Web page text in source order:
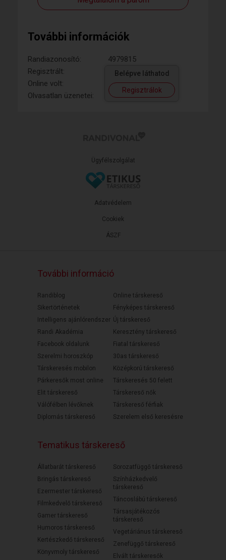
További információk
Randiazonosító:
4979815
Regisztrált:
Online volt:
Olvasatlan üzenetei:
Belépve láthatod
Regisztrálok
Ügyfélszolgálat
ÁSZF
Adatvédelem
Cookiek
További információ
Randiblog
Sikertörténetek
Intelligens ajánlórendszer
Randi Akadémia
Facebook oldalunk
Szerelmi horoszkóp
Társkeresés mobilon
Párkeresők most online
Elit társkereső
Válófélben lévőknek
Diplomás társkereső
Online társkereső
Fényképes társkereső
Új társkereső
Keresztény társkereső
Fiatal társkereső
30as társkereső
Középkorú társkereső
Társkeresés 50 felett
Társkereső nők
Társkereső férfiak
Szerelem első keresésre
Tematikus társkereső
Állatbarát társkereső
Bringás társkereső
Ezermester társkereső
Filmkedvelő társkereső
Gamer társkereső
Humoros társkereső
Kertészkedő társkereső
Könyvmoly társkereső
Sorozatfüggő társkereső
Színházkedvelő
társkereső
Táncoslábú társkereső
Társasjátékozós
társkereső
Vegetáriánus társkereső
Zenefüggő társkereső
Elvált társkeresők